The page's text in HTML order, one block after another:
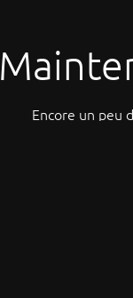
Encore un peu